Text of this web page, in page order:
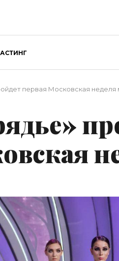
первая Московская неделя